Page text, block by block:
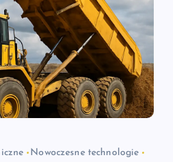
Nowoczesne technologie